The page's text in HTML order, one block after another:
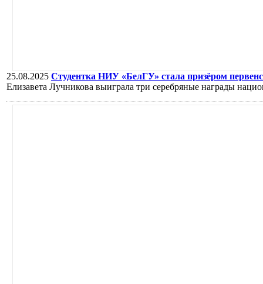
25.08.2025 Студентка НИУ «БелГУ» стала призёром
Елизавета Лучникова выиграла три серебряные награды